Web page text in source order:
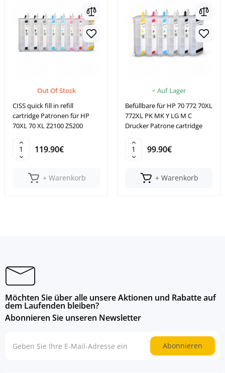
Out Of Stock
CISS quick fill in refill
cartridge Patronen für HP
70XL 70 XL Z2100 Z5200
119.90€
+ Warenkorb
Auf Lager
Befüllbare für HP 70 772 70XL
772XL PK MK Y LG M C
Drucker Patrone cartridge
99.90€
+ Warenkorb
Möchten Sie über alle unsere Aktionen und Rabatte auf
dem Laufenden bleiben?
Abonnieren Sie unseren Newsletter
Abonnieren